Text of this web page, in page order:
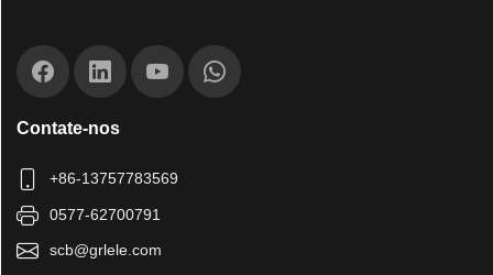
Contate-nos
+86-13757783569
0577-62700791
scb@grlele.com